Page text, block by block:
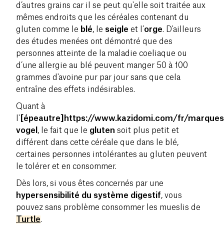
d’autres grains car il se peut qu'elle soit traitée aux
mêmes endroits que les céréales contenant du
gluten comme le blé, le seigle et l’orge. D'ailleurs
des études menées ont démontré que des
personnes atteinte de la maladie coeliaque ou
d’une allergie au blé peuvent manger 50 à 100
grammes d'avoine pur par jour sans que cela
entraîne des effets indésirables.
Quant à
l' [épeautre]https://www.kazidomi.com/fr/
vogel , le fait que le gluten soit plus petit et
différent dans cette céréale que dans le blé,
certaines personnes intolérantes au gluten peuvent
le tolérer et en consommer.
Dès lors, si vous êtes concernés par une
hypersensibilité du système digestif, vous
pouvez sans problème consommer les mueslis de
Turtle.